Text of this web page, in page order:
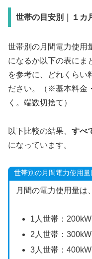
世帯の目安別｜１カ
世帯別の月間電力使用
になるか以下の表にま
を参考に、どれくらい
ださい。（※基本料金
く。端数切捨て）
以下比較の結果、 すべ
になっています。
世帯別の月間電力使用量
月間の電力使用量は
1人世帯：
2人世帯：
3人世帯：